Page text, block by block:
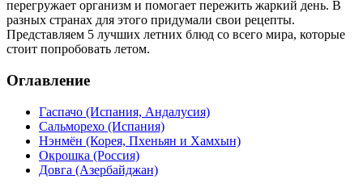
перегружает организм и помогает пережить жаркий день. В
разных странах для этого придумали свои рецепты.
Представляем 5 лучших летних блюд со всего мира, которые
стоит попробовать летом.
Оглавление
Гаспачо (Испания, Андалусия)
Сальморехо (Испания)
Нэнмён (Корея, Пхеньян и Хамхын)
Окрошка (Россия)
Довга (Азербайджан)